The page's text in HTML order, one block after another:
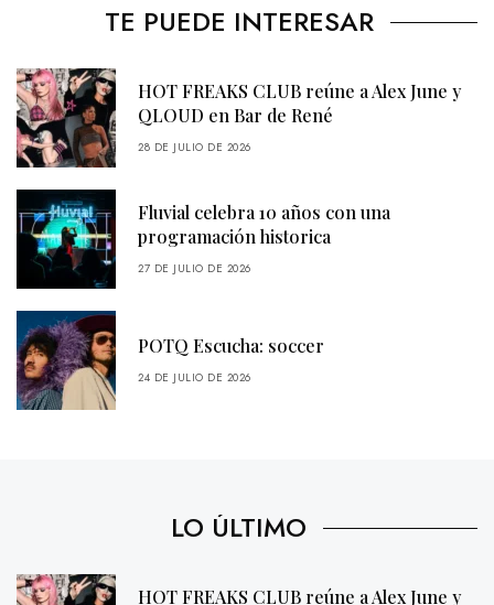
TE PUEDE INTERESAR
HOT FREAKS CLUB reúne a Alex June y
QLOUD en Bar de René
28 DE JULIO DE 2026
Fluvial celebra 10 años con una
programación historica
27 DE JULIO DE 2026
POTQ Escucha: soccer
24 DE JULIO DE 2026
LO ÚLTIMO
HOT FREAKS CLUB reúne a Alex June y